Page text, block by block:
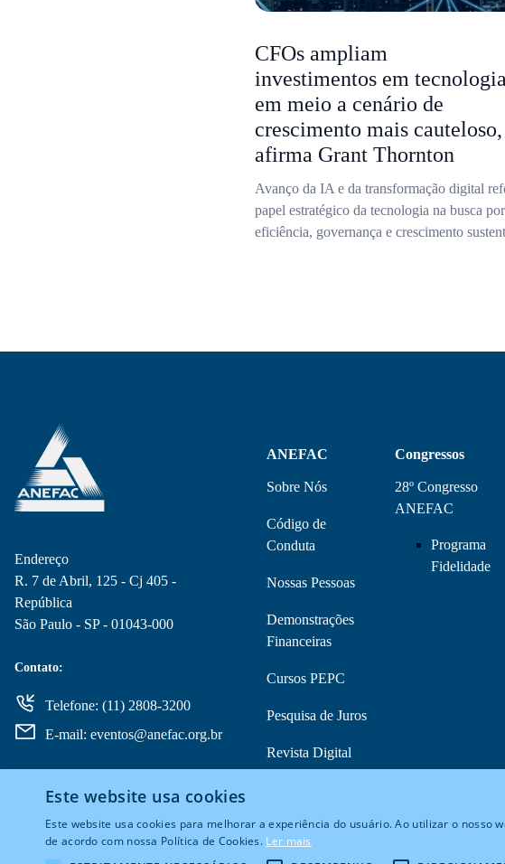
CFOs ampliam
investimentos em tecnologia
em meio a cenário de
crescimento mais cauteloso,
afirma Grant Thornton
Avanço da IA e da transformação digital
papel estratégico da tecnologia na busca por
eficiência, governança e crescimento
Endereço
R. 7 de Abril, 125 - Cj 405 -
República
São Paulo - SP - 01043-000
Contato:
Telefone: (11) 2808-3200
E-mail: eventos@anefac.org.br
ANEFAC
Sobre Nós
Código de
Conduta
Nossas Pessoas
Demonstrações
Financeiras
Cursos PEPC
Pesquisa de Juros
Revista Digital
Congressos
28º Congresso
ANEFAC
Programa
Fidelidade
Este website usa cookies
Este website usa cookies para melhorar a experiência do usuário. Ao utilizar o nosso
de acordo com nossa Política de Cookies. Ler mais